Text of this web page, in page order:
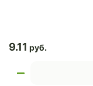
9.11